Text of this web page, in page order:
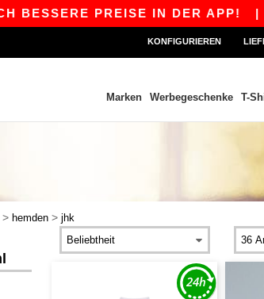
PREISE IN DER APP!|
KONFIGURIEREN
Marken Werbegeschenke T-
> hemden > jhk